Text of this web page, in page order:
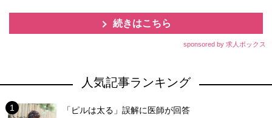
続きはこちら
sponsored by 求人ボックス
人気記事ランキング
「ピルは太る」誤解に医師が回答